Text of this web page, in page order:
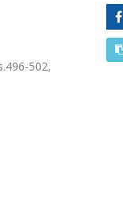
502,